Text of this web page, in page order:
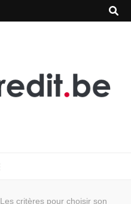
Les critères pour choisir son